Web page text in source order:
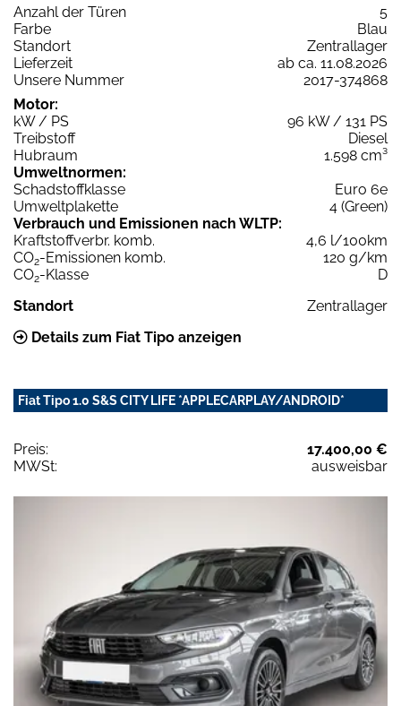
Anzahl der Türen
5
Farbe
Blau
Standort
Zentrallager
Lieferzeit
ab ca. 11.08.2026
Unsere Nummer
2017-374868
Motor:
kW / PS
96 kW / 131 PS
Treibstoff
Diesel
Hubraum
1.598 cm³
Umweltnormen:
Schadstoffklasse
Euro 6e
Umweltplakette
4 (Green)
Verbrauch und Emissionen nach WLTP:
Kraftstoffverbr. komb.
4,6 l/100km
CO2-Emissionen komb.
120 g/km
CO2-Klasse
D
Standort
Zentrallager
Details zum Fiat Tipo anzeigen
Fiat Tipo 1.0 S&S CITY LIFE *APPLECARPLAY/ANDROID*
Preis:
17.400,00 €
MWSt:
ausweisbar